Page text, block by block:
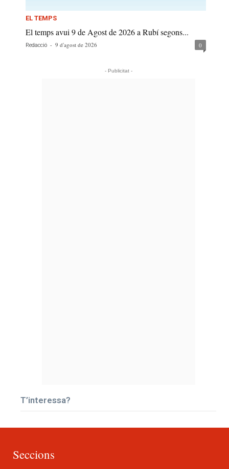
EL TEMPS
El temps avui 9 de Agost de 2026 a Rubí segons...
Redacció - 9 d'agost de 2026 0
- Publicitat -
T’interessa?
Seccions